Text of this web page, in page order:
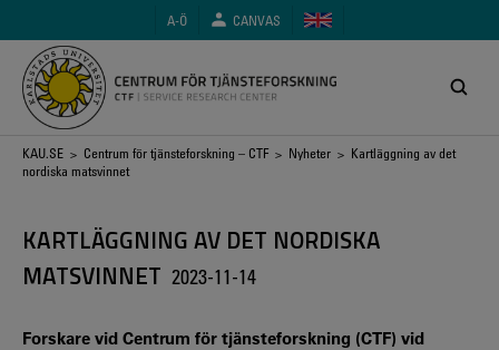
huvudinnehåll
A-Ö CANVAS
Länkstig
KAU.SE > Centrum för tjänsteforskning – CTF > Nyheter > Kartläggning av det
nordiska matsvinnet
KARTLÄGGNING AV DET NORDISKA
MATSVINNET 2023-11-14
Forskare vid Centrum för tjänsteforskning (CTF) vid